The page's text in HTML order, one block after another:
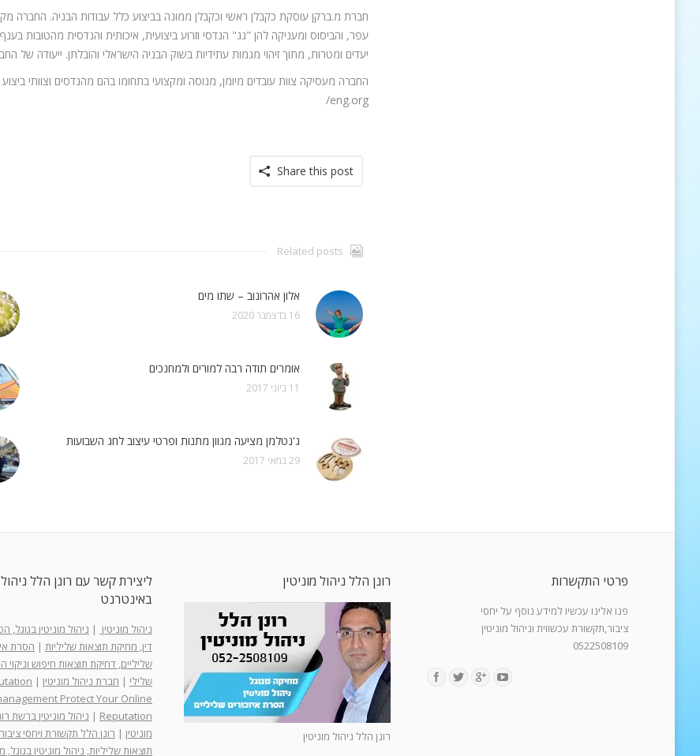
חברת מ.ברקן עוסקת כקבלן ראשי וכקבלן ממונה בביצוע כלל עבודות הבניה. החברה
עפר, והביסוס ומעניקה להן "גג" הנדסי וזרוע ביצועית, איכותית והנדסית מהטובות
יעדים ומטרות, מתוך זיהוי מגמות עתידיות בשוק הבניה הישראלי והובלתן. ייעודה של
eng.org/
Share this post
Related posts
אלון אהרונוב – שתו מים
16 בדצמבר 2020
אומרים תודה רבה למורים ולמחנכים
11 ביוני 2017
ג'נטלמן מציעה מגוון מתנות ופרטי עיצוב לחג השבועות
29 במאי 2017
פרטי התקשרות
פנו אלינו עכשיו למידע נוסף על יחסי
ציבור,תקשורת עכשווית וניהול מוניטין
0522508109
רונן הלל ניהול מוניטין
רונן הלל ניהול מוניטין
ליצירת קשר עם רונן הלל ניהול
באינטרנט
ניהול מוניטין | ניהול מוניטין בגוגל,
דין, מחיקת תוצאות שליליות | הסרת
שליליים, דחיקת תוצאות חיפוש
שלילי | חברת ניהול מוניטין |
Protect Your Online
Reputation
| ניהול מוניטין ברשת
מוניטין | רונן הלל תקשורת ויחסי ציבור
תוצאות שליליות, ניהול מוניטין